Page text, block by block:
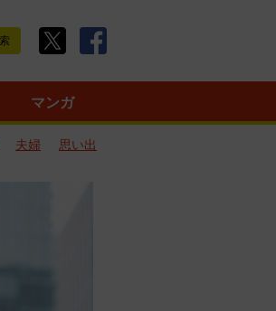
マンガ
夫婦
思い出